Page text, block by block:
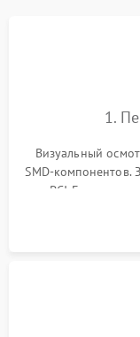
1.
Визуальный
SMD-компонентов.
PCI-E и
короткое